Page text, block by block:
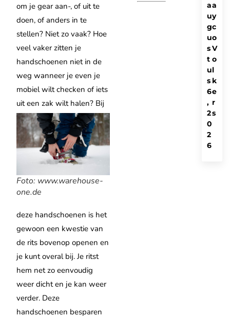
om je gear aan-, of uit te
doen, of anders in te
stellen? Niet zo vaak? Hoe
veel vaker zitten je
handschoenen niet in de
weg wanneer je even je
mobiel wilt checken of iets
uit een zak wilt halen?
Foto: www.warehouse-
one.de
Bij
deze handschoenen is het
gewoon een kwestie van
de rits bovenop openen en
je kunt overal bij. Je ritst
hem net zo eenvoudig
weer dicht en je kan weer
verder. Deze
handschoenen besparen
a
y
c
o
V
o
l
k
e
r
s
a
u
g
u
s
t
u
s
6
,
2
0
2
6